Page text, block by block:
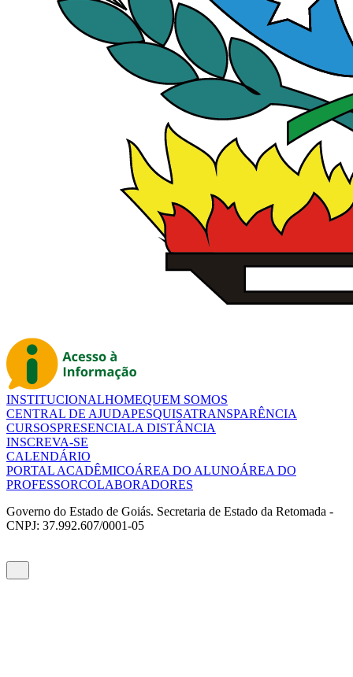
INSTITUCIONALHOMEQUEM SOMOS
CENTRAL DE AJUDAPESQUISATRANSPARÊNCIA
CURSOSPRESENCIALA DISTÂNCIA
INSCREVA-SE
CALENDÁRIO
PORTAL ACADÊMICOÁREA DO ALUNOÁREA DO
PROFESSORCOLABORADORES
Governo do Estado de Goiás. Secretaria de Estado da Retomada -
CNPJ: 37.992.607/0001-05